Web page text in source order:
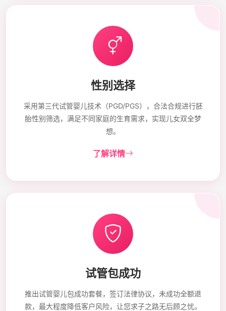
性别选择
采用第三代试管婴儿技术（PGD/PGS），合法合规进行胚
胎性别筛选，满足不同家庭的生育需求，实现儿女双全梦
想。
了解详情
试管包成功
推出试管婴儿包成功套餐，签订法律协议，未成功全额退
款，最大程度降低客户风险，让您求子之路无后顾之忧。